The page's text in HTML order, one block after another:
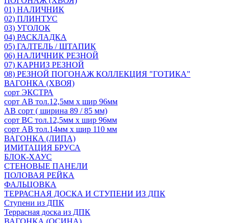
01) НАЛИЧНИК
02) ПЛИНТУС
03) УГОЛОК
04) РАСКЛАДКА
05) ГАЛТЕЛЬ / ШТАПИК
06) НАЛИЧНИК РЕЗНОЙ
07) КАРНИЗ РЕЗНОЙ
08) РЕЗНОЙ ПОГОНАЖ КОЛЛЕКЦИЯ "ГОТИКА"
ВАГОНКА (ХВОЯ)
сорт ЭКСТРА
сорт АВ тол.12,5мм х шир 96мм
АВ сорт ( ширина 89 / 85 мм)
сорт ВС тол.12,5мм х шир 96мм
сорт АВ тол.14мм х шир 110 мм
ВАГОНКА (ЛИПА)
ИМИТАЦИЯ БРУСА
БЛОК-ХАУС
СТЕНОВЫЕ ПАНЕЛИ
ПОЛОВАЯ РЕЙКА
ФАЛЬЦОВКА
ТЕРРАСНАЯ ДОСКА И СТУПЕНИ ИЗ ДПК
Ступени из ДПК
Террасная доска из ДПК
ВАГОНКА (ОСИНА)